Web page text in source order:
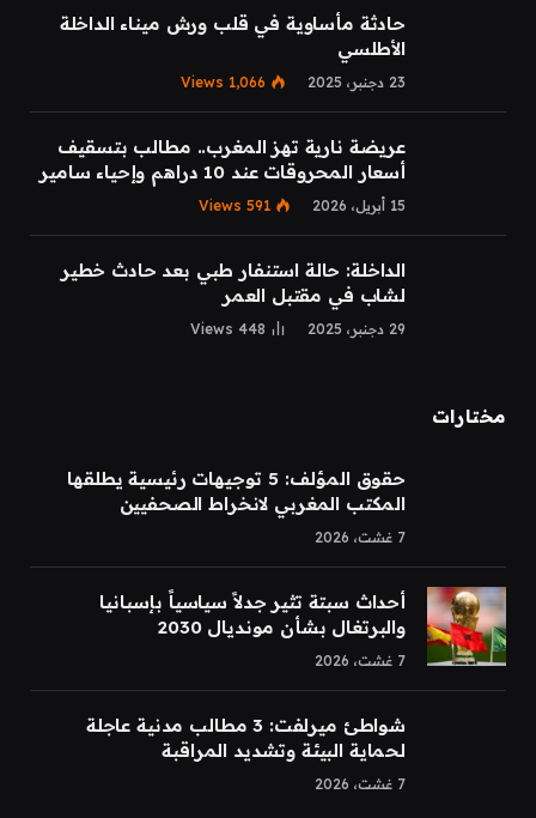
حادثة مأساوية في قلب ورش ميناء الداخلة
الأطلسي
23 دجنبر، 2025 1,066
Views
عريضة نارية تهز المغرب.. مطالب بتسقيف
أسعار المحروقات عند 10 دراهم وإحياء سامير
15 أبريل، 2026 591
Views
الداخلة: حالة استنفار طبي بعد حادث خطير
لشاب في مقتبل العمر
29 دجنبر، 2025 448
Views
مختارات
حقوق المؤلف: 5 توجيهات رئيسية يطلقها
المكتب المغربي لانخراط الصحفيين
7 غشت، 2026
أحداث سبتة تثير جدلاً سياسياً بإسبانيا
والبرتغال بشأن مونديال 2030
7 غشت، 2026
شواطئ ميرلفت: 3 مطالب مدنية عاجلة
لحماية البيئة وتشديد المراقبة
7 غشت، 2026